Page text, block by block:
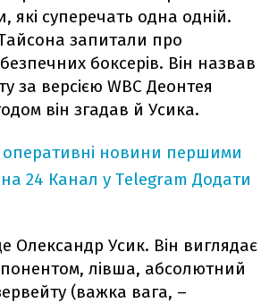
які суперечать одна одній.
запитали про
боксерів. Він назвав
за версією WBC Деонтея
він згадав й Усика.
оперативні новини першими
на 24 Канал у Telegram Додати
Олександр Усик. Він виглядає
лівша, абсолютний
(важка вага, –